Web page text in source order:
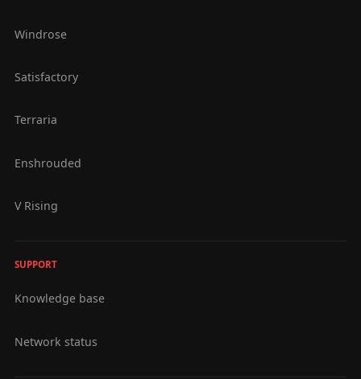
Windrose
Satisfactory
Terraria
Enshrouded
V Rising
SUPPORT
Knowledge base
Network status